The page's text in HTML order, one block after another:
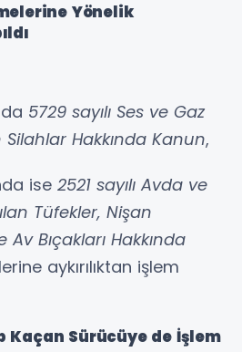
Yönelik
5729 sayılı Ses ve Gaz
Hakkında Kanun,
ise 2521 sayılı Avda ve
Tüfekler, Nişan
Bıçakları Hakkında
aykırılıktan işlem
Kaçan Sürücüye de İşlem